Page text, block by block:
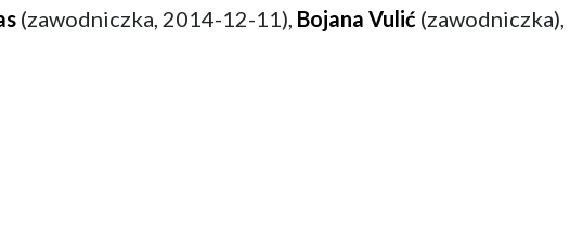
(zawodniczka, 2014-12-11), Bojana Vulić (zawodniczka),